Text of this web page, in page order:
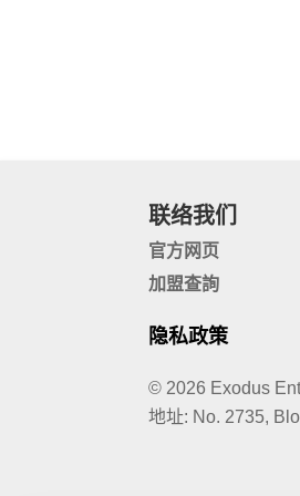
联络我们
官方网页
加盟查詢
隐私政策
© 2026 Exodus
地址: No. 2735,